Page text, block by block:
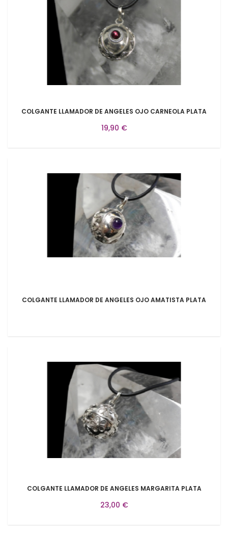
COLGANTE LLAMADOR DE ANGELES OJO CARNEOLA PLATA
19,90 €
COLGANTE LLAMADOR DE ANGELES OJO AMATISTA PLATA
COLGANTE LLAMADOR DE ANGELES MARGARITA PLATA
23,00 €